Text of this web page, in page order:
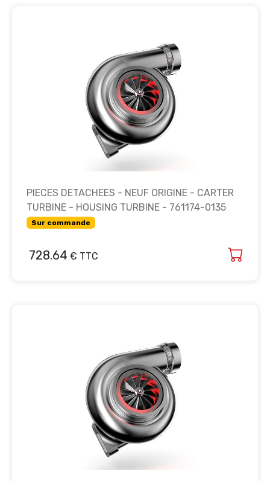
PIECES DETACHEES - NEUF ORIGINE - CARTER
TURBINE - HOUSING TURBINE - 761174-0135
Sur commande
728.64 € TTC